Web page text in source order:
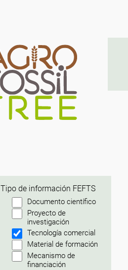
Tipo de información FEFTS
Documento científico
Proyecto de
investigación
Tecnología comercial
Material de formación
Mecanismo de
financiación